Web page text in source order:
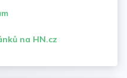
na HN.cz